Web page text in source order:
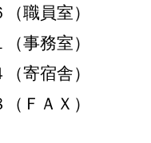
職員室）
事務室）
寄宿舎）
ＦＡＸ）